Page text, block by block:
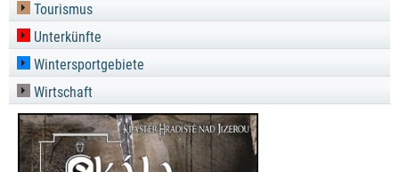
Tourismus
Unterkünfte
Wintersportgebiete
Wirtschaft